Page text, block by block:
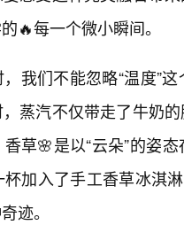
🔥每一个微小瞬间。
我们不能忽略“温度”
蒸汽不仅带走了牛奶
草🌸是以“云朵”的姿
加入了手工香草冰淇
迹。